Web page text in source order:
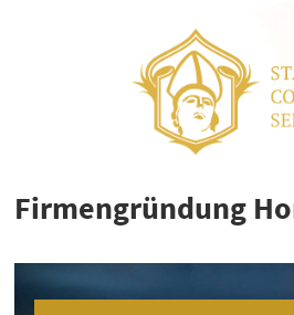
Firmengründung